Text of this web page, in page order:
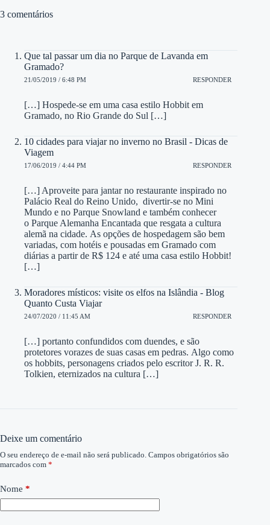
3 comentários
Que tal passar um dia no Parque de Lavanda em
Gramado?
21/05/2019 / 6:48 PM RESPONDER
[…] Hospede-se em uma casa estilo Hobbit em
Gramado, no Rio Grande do Sul […]
10 cidades para viajar no inverno no Brasil - Dicas de
Viagem
17/06/2019 / 4:44 PM RESPONDER
[…] Aproveite para jantar no restaurante inspirado no
Palácio Real do Reino Unido, divertir-se no Mini
Mundo e no Parque Snowland e também conhecer
o Parque Alemanha Encantada que resgata a cultura
alemã na cidade. As opções de hospedagem são bem
variadas, com hotéis e pousadas em Gramado com
diárias a partir de R$ 124 e até uma casa estilo Hobbit!
[…]
Moradores místicos: visite os elfos na Islândia - Blog
Quanto Custa Viajar
24/07/2020 / 11:45 AM RESPONDER
[…] portanto confundidos com duendes, e são
protetores vorazes de suas casas em pedras. Algo como
os hobbits, personagens criados pelo escritor J. R. R.
Tolkien, eternizados na cultura […]
Deixe um comentário
O seu endereço de e-mail não será publicado. Campos obrigatórios são
marcados com *
Nome *